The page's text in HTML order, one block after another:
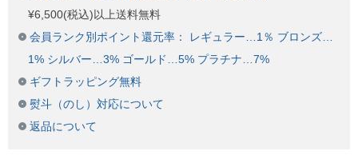
¥6,500(税込)以上送料無料
会員ランク別ポイント還元率： レギュラー…1％ ブロンズ…
1% シルバー…3% ゴールド…5% プラチナ…7%
ギフトラッピング無料
熨斗（のし）対応について
返品について